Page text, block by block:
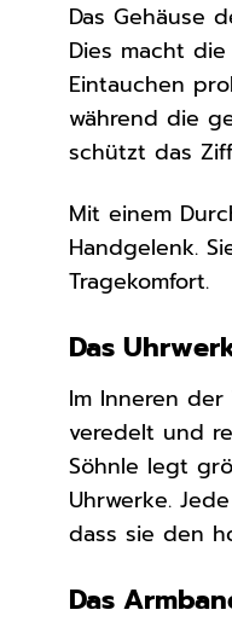
Das Gehäuse
Dies macht
Eintauchen
während die
schützt das
Mit einem
Handgelenk.
Tragekomfort.
Das
Im Inneren
veredelt und
Söhnle legt
Uhrwerke.
dass sie den
Das